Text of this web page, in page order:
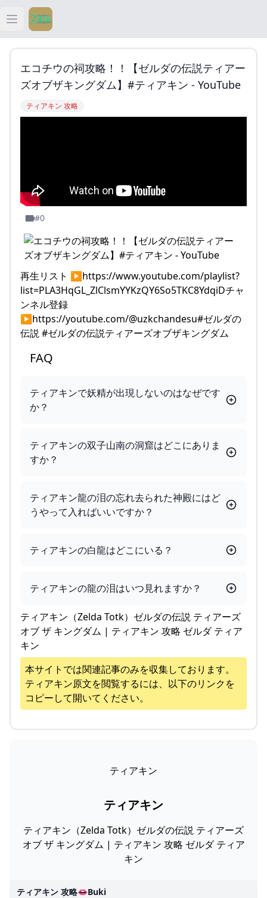
Open main menu
ティアキン
ティアキン 祠
エコチウの祠攻略！！【ゼルダの伝説ティアー
ズオブザキングダム】#ティアキン - YouTube
ティアキン 攻略
#0
再生リスト ▶https://www.youtube.com/playlist?
list=PLA3HqGL_ZlClsmYYKzQY6So5TKC8YdqiDチャ
ンネル登録
▶https://youtube.com/@uzkchandesu#ゼルダの
伝説 #ゼルダの伝説ティアーズオブザキングダム
FAQ
ティアキンで妖精が出現しないのはなぜです
か？
ティアキンの双子山南の洞窟はどこにありま
すか？
ティアキン龍の泪の忘れ去られた神殿にはど
うやって入ればいいですか？
ティアキンの白龍はどこにいる？
ティアキンの龍の泪はいつ見れますか？
ティアキン（Zelda Totk）ゼルダの伝説 ティアーズ
オブ ザ キングダム | ティアキン 攻略 ゼルダ ティア
キン
本サイトでは関連記事のみを収集しております。
ティアキン原文を閲覧するには、以下のリンクを
コピーして開いてください。
ティアキン
ティアキン
ティアキン（Zelda Totk）ゼルダの伝説 ティアーズ
オブ ザ キングダム | ティアキン 攻略 ゼルダ ティア
キン
ティアキン 攻略👄buki